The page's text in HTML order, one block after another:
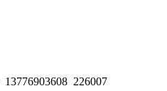
13776903608 226007